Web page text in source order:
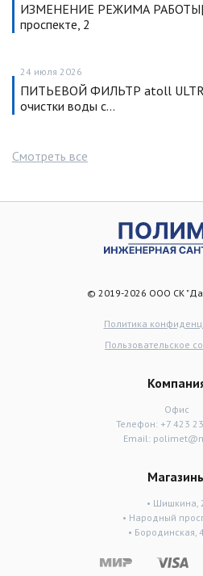
ИЗМЕНЕНИЕ РЕЖИМА РАБОТЫ|
проспекте, 2
24 июля 2026
ПИТЬЕВОЙ ФИЛЬТР atoll
очистки воды с…
Смотреть все
© 2019-2026 ООО СК
Политика
Пользовательское
Офис
Телефон: +7 423
Email:
• Шишкина,
• Народный
• Бородинская,